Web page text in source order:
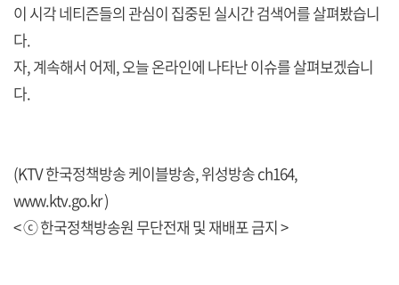
이 시각 네티즌들의 관심이 집중된 실시간 검색어를 살펴봤습니
다.
자, 계속해서 어제, 오늘 온라인에 나타난 이슈를 살펴보겠습니
다.
(KTV 한국정책방송 케이블방송, 위성방송 ch164,
www.ktv.go.kr )
< ⓒ 한국정책방송원 무단전재 및 재배포 금지 >